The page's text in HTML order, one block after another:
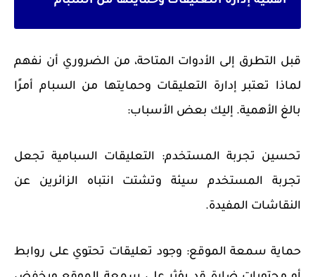
قبل التطرق إلى الأدوات المتاحة، من الضروري أن نفهم
لماذا تعتبر إدارة التعليقات وحمايتها من السبام أمرًا
بالغ الأهمية. إليك بعض الأسباب:
تحسين تجربة المستخدم: التعليقات السبامية تجعل
تجربة المستخدم سيئة وتشتت انتباه الزائرين عن
النقاشات المفيدة.
حماية سمعة الموقع: وجود تعليقات تحتوي على روابط